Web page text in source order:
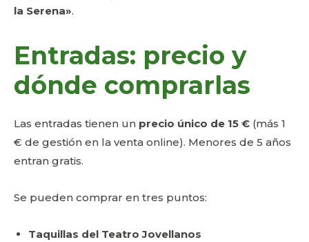
la Serena».
Entradas: precio y
dónde comprarlas
Las entradas tienen un precio único de 15 € (más 1
€ de gestión en la venta online). Menores de 5 años
entran gratis.
Se pueden comprar en tres puntos:
Taquillas del Teatro Jovellanos